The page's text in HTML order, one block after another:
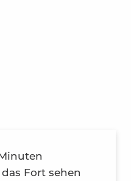
Fort sehen